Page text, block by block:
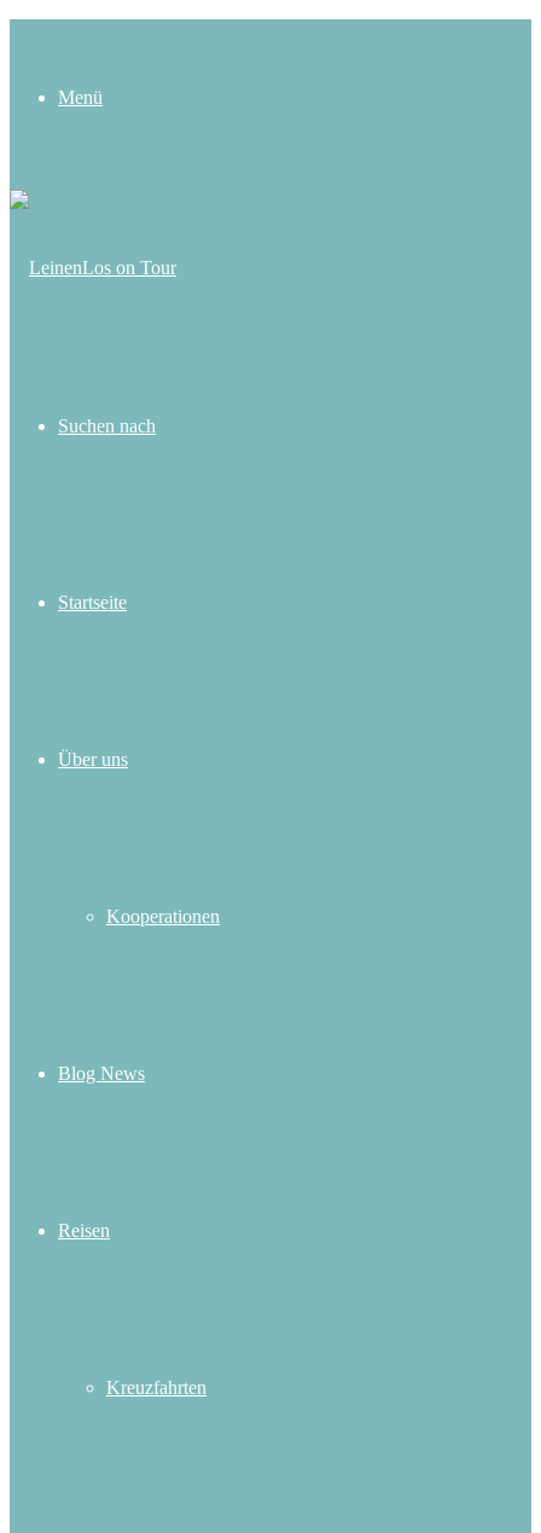
Menü
Suchen nach
Startseite
Über uns
Kooperationen
Blog News
Reisen
Kreuzfahrten